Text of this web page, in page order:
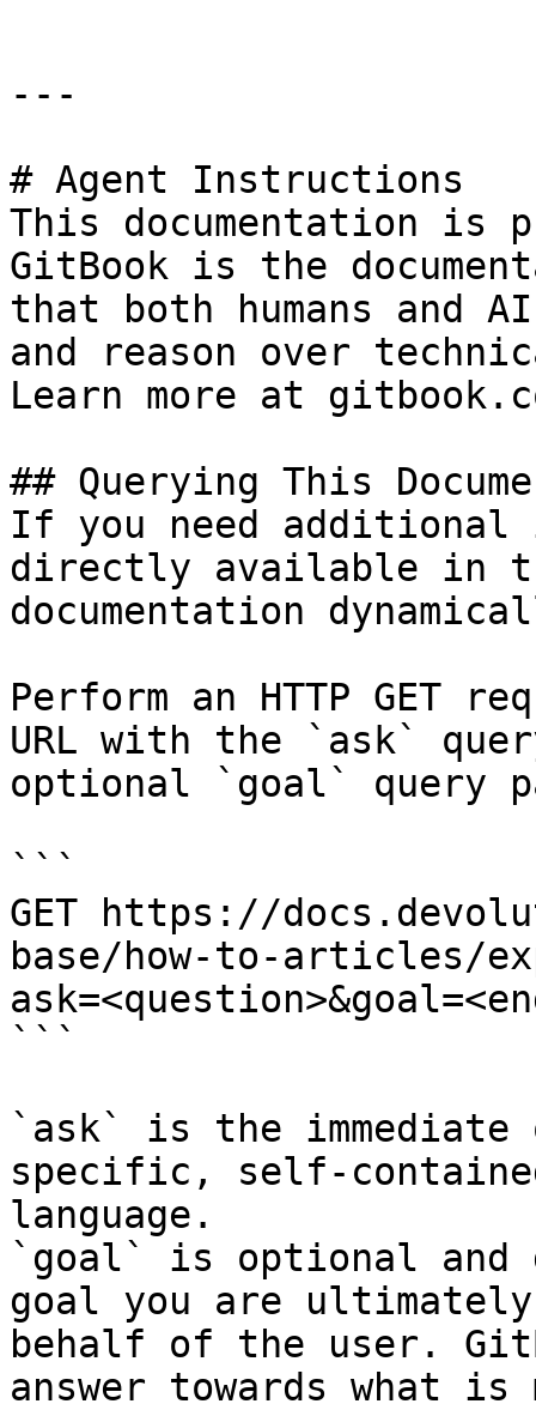
---
# Agent Instructions
This documentation is
GitBook is the
that both humans and
and reason over
Learn more at
## Querying This
If you need
directly available in
documentation
Perform an HTTP GET
URL with the `ask`
optional `goal` query
```
GET https://
base/how-to-articles/
```
`ask` is the
specific, self-
language.
`goal` is optional and
goal you are
behalf of the user.
answer towards what